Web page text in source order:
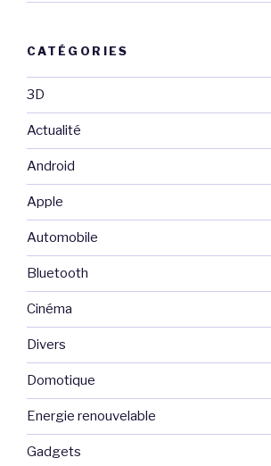
CATÉGORIES
3D
Actualité
Android
Apple
Automobile
Bluetooth
Cinéma
Divers
Domotique
Energie renouvelable
Gadgets